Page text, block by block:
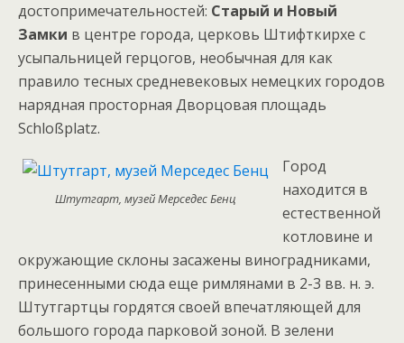
достопримечательностей: Старый и Новый
Замки в центре города, церковь Штифткирхе с
усыпальницей герцогов, необычная для как
правило тесных средневековых немецких городов
нарядная просторная Дворцовая площадь
Schloßplatz.
Штутгарт, музей Мерседес Бенц
Город
находится в
естественной
котловине и
окружающие склоны засажены виноградниками,
принесенными сюда еще римлянами в 2-3 вв. н. э.
Штутгартцы гордятся своей впечатляющей для
большого города парковой зоной. В зелени